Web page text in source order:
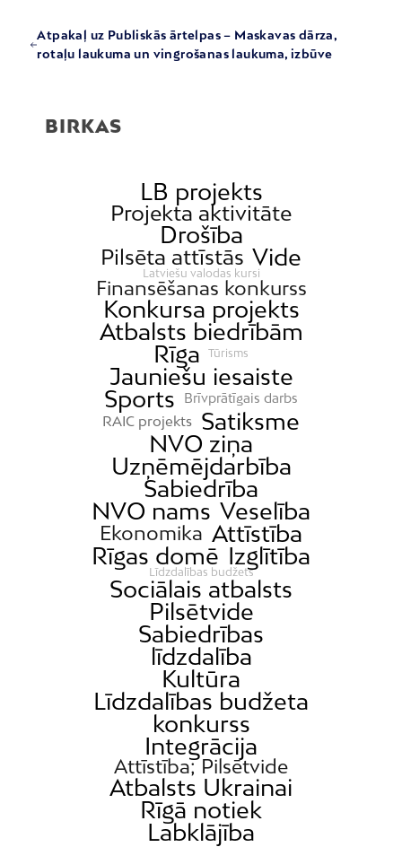
Atpakaļ uz Publiskās ārtelpas – Maskavas dārza,
rotaļu laukuma un vingrošanas laukuma, izbūve
BIRKAS
LB projekts
Projekta aktivitāte
Drošība
Pilsēta attīstās Vide
Latviešu valodas kursi
Finansēšanas konkurss
Konkursa projekts
Atbalsts biedrībām
Rīga
Tūrisms
Jauniešu iesaiste
Sports
Brīvprātīgais darbs
RAIC projekts
Satiksme
NVO ziņa
Uzņēmējdarbība
Sabiedrība
NVO nams Veselība
Ekonomika Attīstība
Rīgas domē Izglītība
Līdzdalības budžets
Sociālais atbalsts
Pilsētvide
Sabiedrības
līdzdalība
Kultūra
Līdzdalības budžeta
konkurss
Integrācija
Attīstība; Pilsētvide
Atbalsts Ukrainai
Rīgā notiek
Labklājība